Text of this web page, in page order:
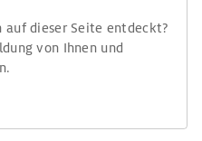
auf dieser Seite entdeckt?
von Ihnen und